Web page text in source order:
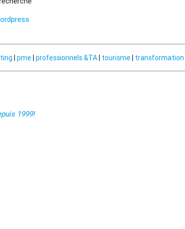
| pme| professionnels &TA| tourisme| transformation
1999!